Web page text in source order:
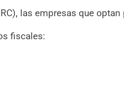
las empresas que
fiscales: